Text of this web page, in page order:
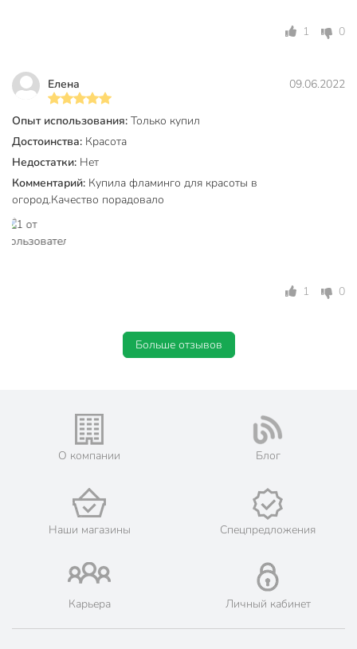
1 0
Eлена 09.06.2022
Опыт использования: Только купил
Достоинства: Красота
Недостатки: Нет
Комментарий: Купила фламинго для красоты в
огород.Качество порадовало
1 0
Больше отзывов
О компании Блог
Наши магазины Спецпредложения
Карьера Личный кабинет